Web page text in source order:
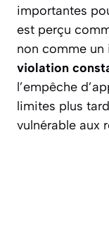
importantes
est perçu
non comme un
violation
l’empêche
limites plus
vulnérable aux